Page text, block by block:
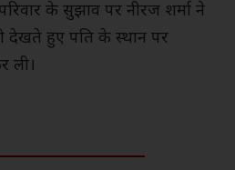
के सुझाव पर नीरज शर्मा ने
देखते हुए पति के स्थान पर
ली।